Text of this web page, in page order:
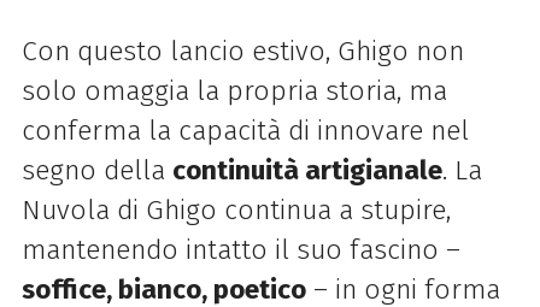
Con questo lancio estivo, Ghigo non
solo omaggia la propria storia, ma
conferma la capacità di innovare nel
segno della continuità artigianale. La
Nuvola di Ghigo continua a stupire,
mantenendo intatto il suo fascino –
soffice, bianco, poetico– in ogni forma